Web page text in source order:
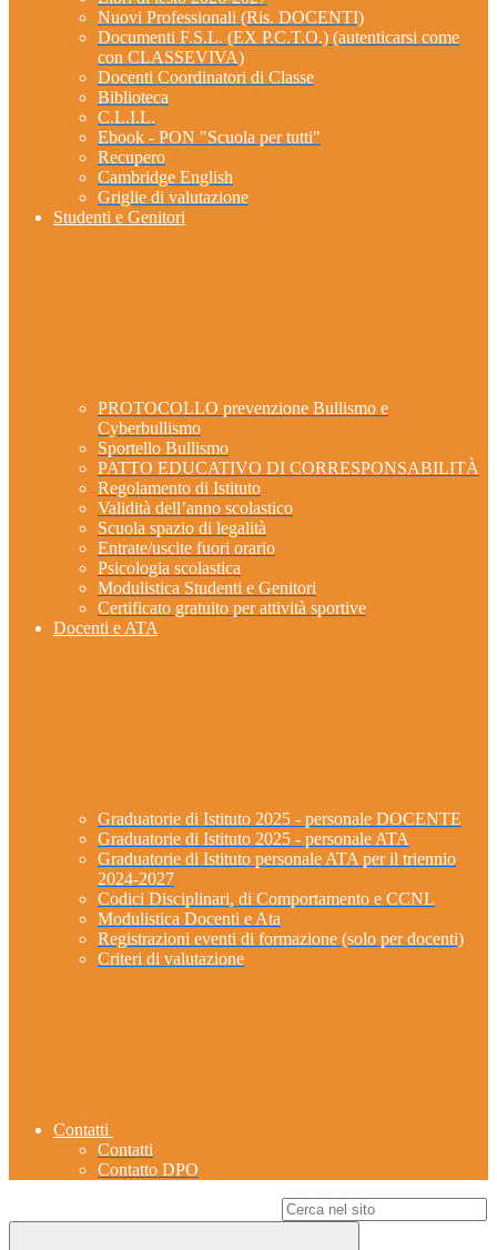
Nuovi Professionali (Ris. DOCENTI)
Documenti F.S.L. (EX P.C.T.O.) (autenticarsi come
con CLASSEVIVA)
Docenti Coordinatori di Classe
Biblioteca
C.L.I.L.
Ebook - PON "Scuola per tutti"
Recupero
Cambridge English
Griglie di valutazione
Studenti e Genitori
PROTOCOLLO prevenzione Bullismo e
Cyberbullismo
Sportello Bullismo
PATTO EDUCATIVO DI CORRESPONSABILITÀ
Regolamento di Istituto
Validità dell’anno scolastico
Scuola spazio di legalità
Entrate/uscite fuori orario
Psicologia scolastica
Modulistica Studenti e Genitori
Certificato gratuito per attività sportive
Docenti e ATA
Graduatorie di Istituto 2025 - personale DOCENTE
Graduatorie di Istituto 2025 - personale ATA
Graduatorie di Istituto personale ATA per il triennio
2024-2027
Codici Disciplinari, di Comportamento e CCNL
Modulistica Docenti e Ata
Registrazioni eventi di formazione (solo per docenti)
Criteri di valutazione
Contatti
Contatti
Contatto DPO